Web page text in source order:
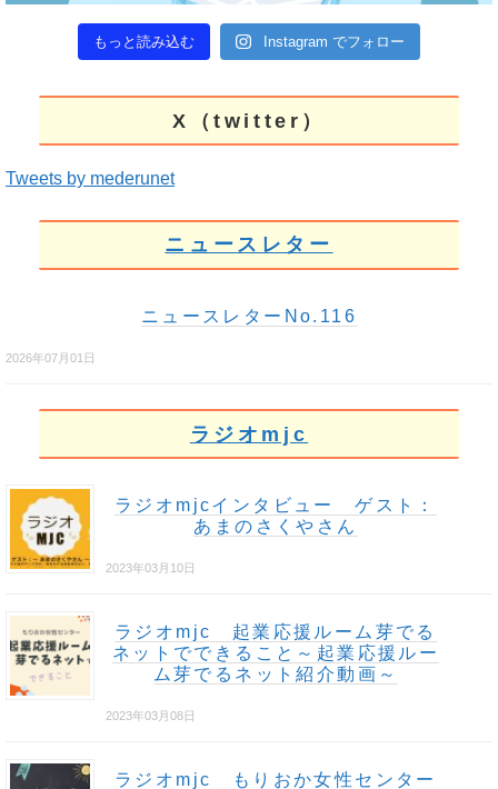
もっと読み込む Instagram でフォロー
X（twitter）
Tweets by mederunet
ニュースレター
ニュースレターNo.116
2026年07月01日
ラジオmjc
ラジオmjcインタビュー ゲスト：
あまのさくやさん
2023年03月10日
ラジオmjc 起業応援ルーム芽でる
ネットでできること～起業応援ルー
ム芽でるネット紹介動画～
2023年03月08日
ラジオmjc もりおか女性センター